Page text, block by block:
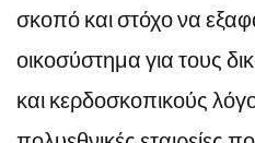
σκοπό και στόχο να
οικοσύστημα για τους
και κερδοσκοπικούς